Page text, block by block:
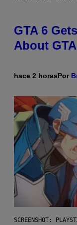
GTA 6
About
hace 2 horasPor
SCREENSHOT: